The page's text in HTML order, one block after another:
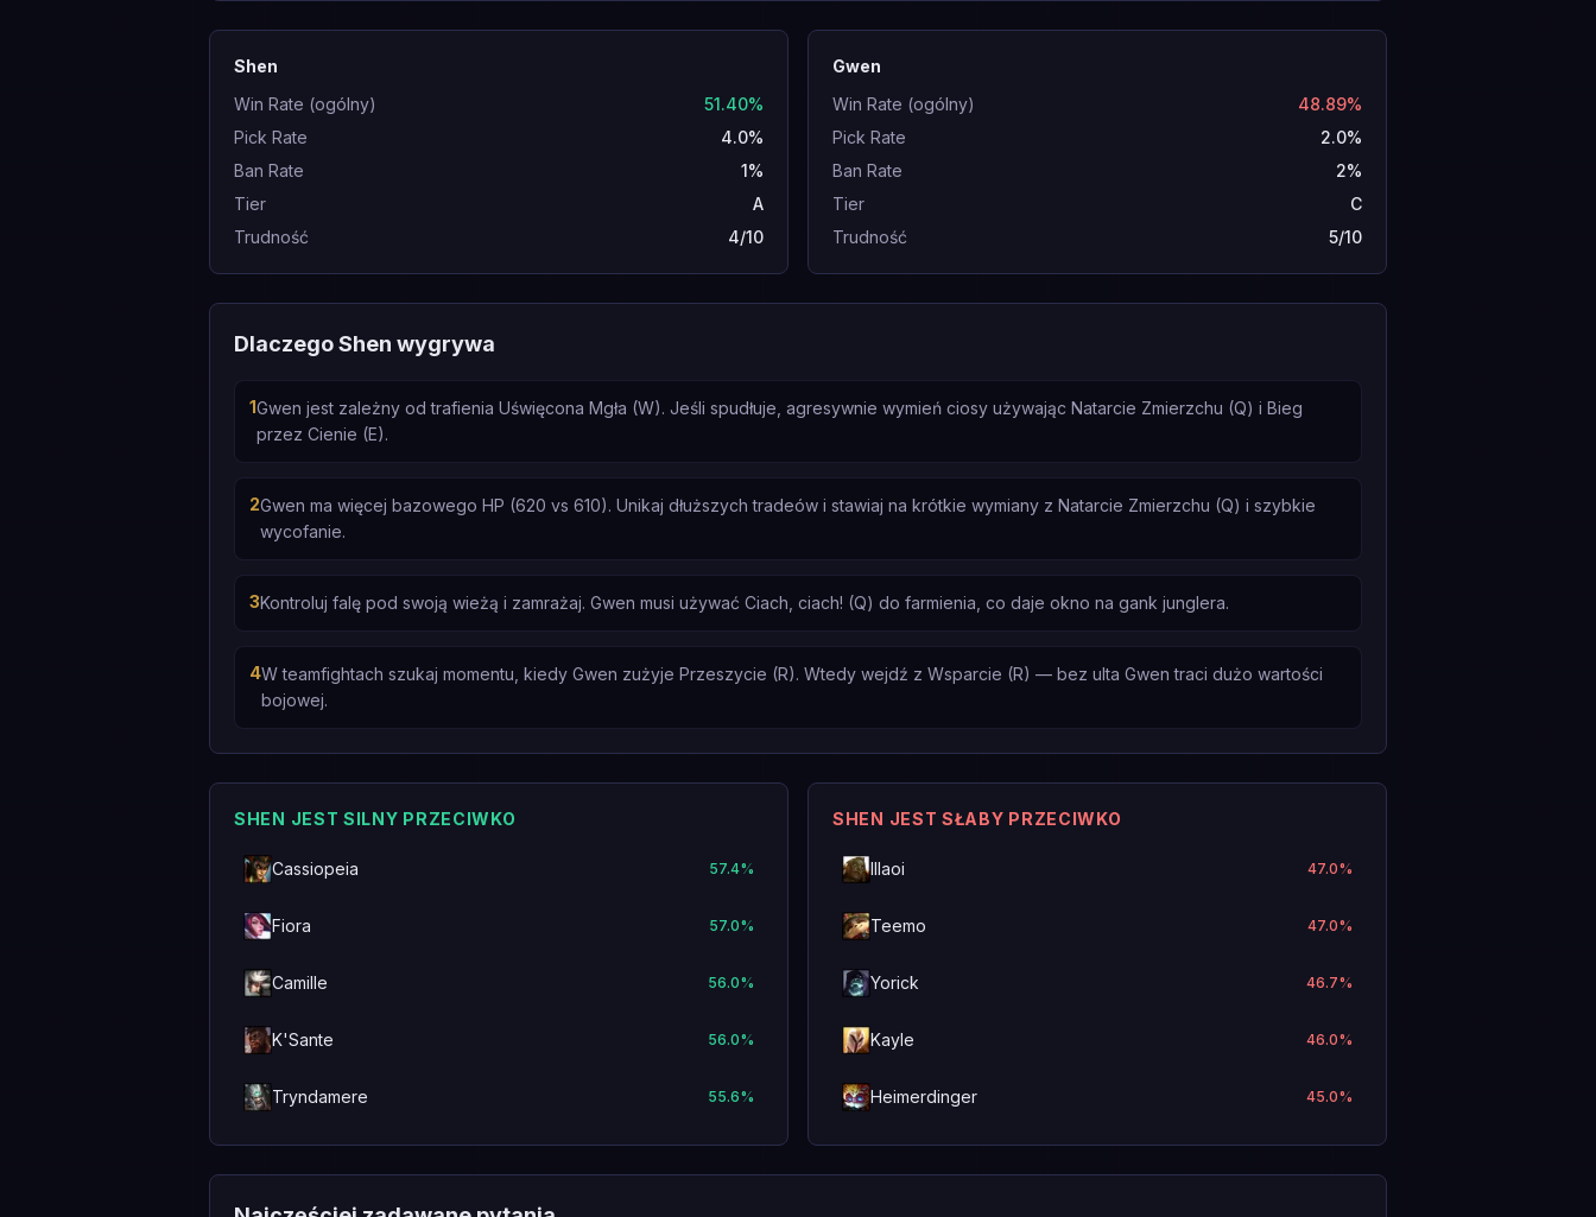
Shen
Win Rate (ogólny)
51.40%
Pick Rate
4.0%
Ban Rate
1%
Tier
A
Trudność
4/10
Gwen
Win Rate (ogólny)
48.89%
Pick Rate
2.0%
Ban Rate
2%
Tier
C
Trudność
5/10
Dlaczego Shen wygrywa
1Gwen jest zależny od trafienia Uświęcona Mgła (W). Jeśli spudłuje, agresywnie wymień ciosy używając Natarcie Zmierzchu (Q) i Bieg
przez Cienie (E).
2Gwen ma więcej bazowego HP (620 vs 610). Unikaj dłuższych tradeów i stawiaj na krótkie wymiany z Natarcie Zmierzchu (Q) i szybkie
wycofanie.
3Kontroluj falę pod swoją wieżą i zamrażaj. Gwen musi używać Ciach, ciach! (Q) do farmienia, co daje okno na gank junglera.
4W teamfightach szukaj momentu, kiedy Gwen zużyje Przeszycie (R). Wtedy wejdź z Wsparcie (R) — bez ulta Gwen traci dużo wartości
bojowej.
SHEN JEST SILNY PRZECIWKO
Cassiopeia 57.4%
Fiora 57.0%
Camille 56.0%
K'Sante 56.0%
Tryndamere 55.6%
SHEN JEST SŁABY PRZECIWKO
Illaoi 47.0%
Teemo 47.0%
Yorick 46.7%
Kayle 46.0%
Heimerdinger 45.0%